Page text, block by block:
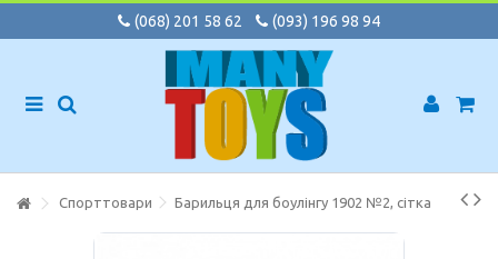
(068) 201 58 62 (093) 196 98 94
Спорттовари Барильця для боулінгу 1902 №2, сітка